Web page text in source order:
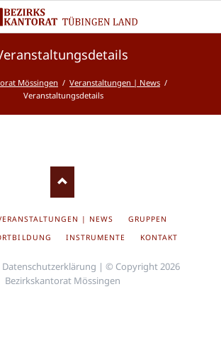
Mössingen
Veranstaltungen | News
Veranstaltungsdetails
| NEWS
GRUPPEN
INSTRUMENTE KONTAKT
Datenschutzerklärung | © Copyright 2026
Bezirkskantorat Mössingen